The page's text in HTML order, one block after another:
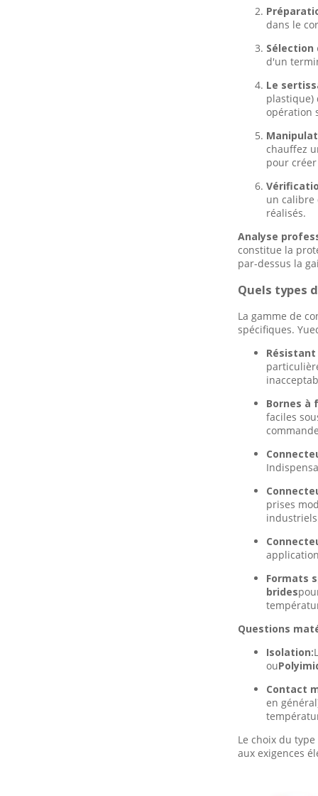
dans le
Sélection
d'un
Le
plastique)
opération
chauffez
pour
un calibre
réalisés.
Analyse
constitue la
par-dessus la
Quels types
La gamme de
spécifiques.
Bornes à
faciles
prises
Formats
brides
Questions
Isolation:
ou
Contact
en
Le choix du
aux exigences